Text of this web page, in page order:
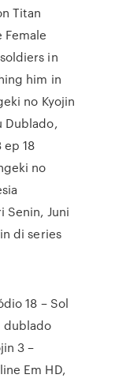
Titan
in
him in
no Kyojin
Dublado,
ep 18
no
Senin, Juni
di series
18 – Sol
dublado
3 –
Em HD,